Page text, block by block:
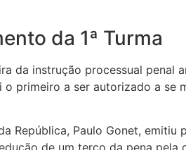
da 1ª Turma
da instrução processual penal
primeiro a ser autorizado a se
República, Paulo Gonet,